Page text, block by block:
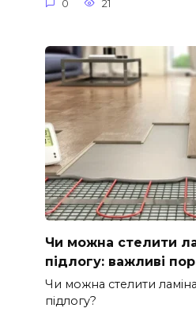
0 21
Чи можна стелити
підлогу: важливі
Чи можна стелити
підлогу?